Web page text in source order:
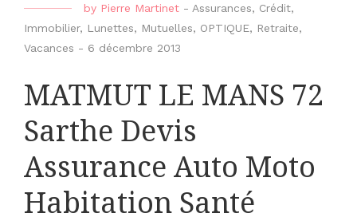
by Pierre Martinet - Assurances, Crédit,
Immobilier, Lunettes, Mutuelles, OPTIQUE, Retraite,
Vacances - 6 décembre 2013
MATMUT LE MANS 72
Sarthe Devis
Assurance Auto Moto
Habitation Santé